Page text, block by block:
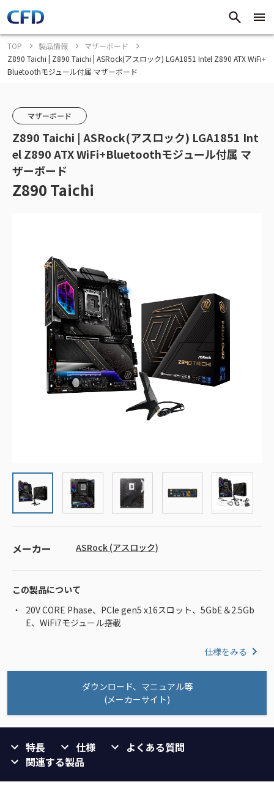
TOP 製品情報
マザーボード
Z890 Taichi | Z890 Taichi | ASRock(アスロック) LGA1851 Intel Z890 ATX WiFi+
Bluetoothモジュール付属 マザーボード
マザーボード
Z890 Taichi | ASRock(アスロック) LGA1851 Int
el Z890 ATX WiFi+Bluetoothモジュール付属 マ
ザーボード
Z890 Taichi
メーカー ASRock (アスロック)
この製品について
20V CORE Phase、PCIe gen5 x16スロット、5GbE＆2.5Gb
E、WiFi7モジュール搭載
仕様をみる
ダウンロード、マニュアル等
(メーカーサイト)
特長 仕様
よくある質問
関連する製品